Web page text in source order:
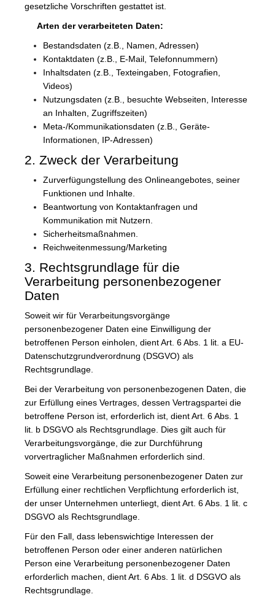
gesetzliche Vorschriften gestattet ist.
Arten der verarbeiteten Daten:
Bestandsdaten (z.B., Namen, Adressen)
Kontaktdaten (z.B., E-Mail, Telefonnummern)
Inhaltsdaten (z.B., Texteingaben, Fotografien,
Videos)
Nutzungsdaten (z.B., besuchte Webseiten, Interesse
an Inhalten, Zugriffszeiten)
Meta-/Kommunikationsdaten (z.B., Geräte-
Informationen, IP-Adressen)
2. Zweck der Verarbeitung
Zurverfügungstellung des Onlineangebotes, seiner
Funktionen und Inhalte.
Beantwortung von Kontaktanfragen und
Kommunikation mit Nutzern.
Sicherheitsmaßnahmen.
Reichweitenmessung/Marketing
3. Rechtsgrundlage für die
Verarbeitung personenbezogener
Daten
Soweit wir für Verarbeitungsvorgänge
personenbezogener Daten eine Einwilligung der
betroffenen Person einholen, dient Art. 6 Abs. 1 lit. a EU-
Datenschutzgrundverordnung (DSGVO) als
Rechtsgrundlage.
Bei der Verarbeitung von personenbezogenen Daten, die
zur Erfüllung eines Vertrages, dessen Vertragspartei die
betroffene Person ist, erforderlich ist, dient Art. 6 Abs. 1
lit. b DSGVO als Rechtsgrundlage. Dies gilt auch für
Verarbeitungsvorgänge, die zur Durchführung
vorvertraglicher Maßnahmen erforderlich sind.
Soweit eine Verarbeitung personenbezogener Daten zur
Erfüllung einer rechtlichen Verpflichtung erforderlich ist,
der unser Unternehmen unterliegt, dient Art. 6 Abs. 1 lit. c
DSGVO als Rechtsgrundlage.
Für den Fall, dass lebenswichtige Interessen der
betroffenen Person oder einer anderen natürlichen
Person eine Verarbeitung personenbezogener Daten
erforderlich machen, dient Art. 6 Abs. 1 lit. d DSGVO als
Rechtsgrundlage.